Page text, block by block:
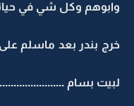
وكل شي في حياتهم
بندر بعد ماسلم على
بسام